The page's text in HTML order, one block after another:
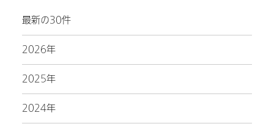
最新の30件
2026年
2025年
2024年